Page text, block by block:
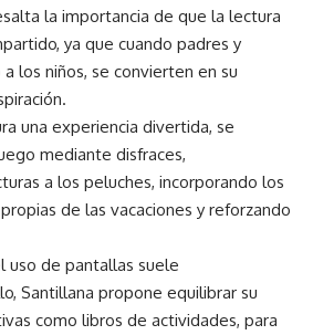
la importancia de que la lectura
ya que cuando padres y
los niños, se convierten en su
una experiencia divertida, se
mediante disfraces,
a los peluches, incorporando los
de las vacaciones y reforzando
uso de pantallas suele
Santillana propone equilibrar su
como libros de actividades, para